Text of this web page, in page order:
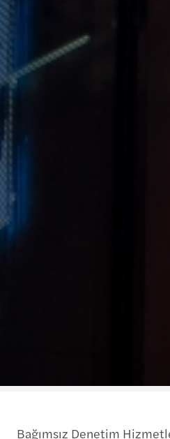
Bağımsız Denetim